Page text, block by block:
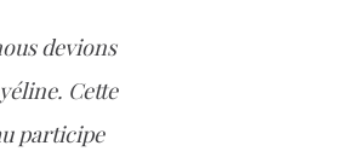
devions
Cette
participe